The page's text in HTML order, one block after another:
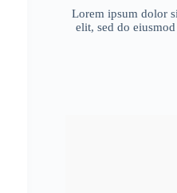
Lorem ipsum dolor
elit, sed do